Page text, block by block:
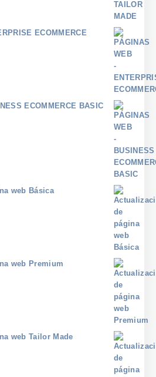
ECOMMERCE
ECOMMERCE BASIC
web Básica
web Premium
web Tailor Made